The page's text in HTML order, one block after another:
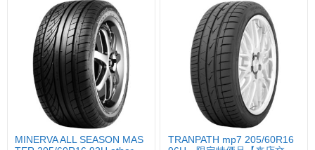
MINERVA ALL SEASON MAS
TRANPATH mp7 205/60R16